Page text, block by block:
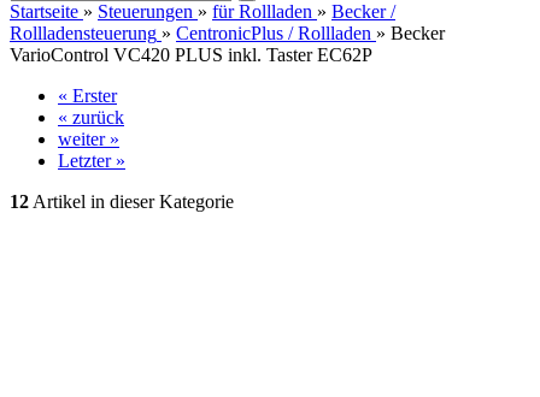
Startseite » Steuerungen » für Rollladen » Becker /
Rollladensteuerung » CentronicPlus / Rollladen » Becker
VarioControl VC420 PLUS inkl. Taster EC62P
« Erster
« zurück
weiter »
Letzter »
12 Artikel in dieser Kategorie